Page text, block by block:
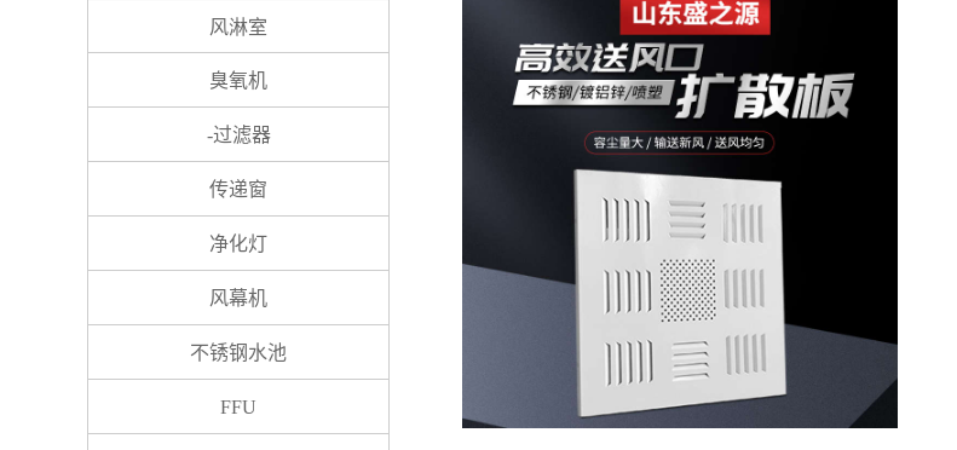
风淋室
臭氧机
-过滤器
传递窗
净化灯
风幕机
不锈钢水池
FFU